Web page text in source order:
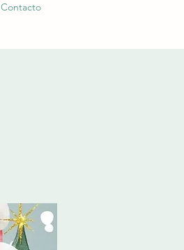
Contacto